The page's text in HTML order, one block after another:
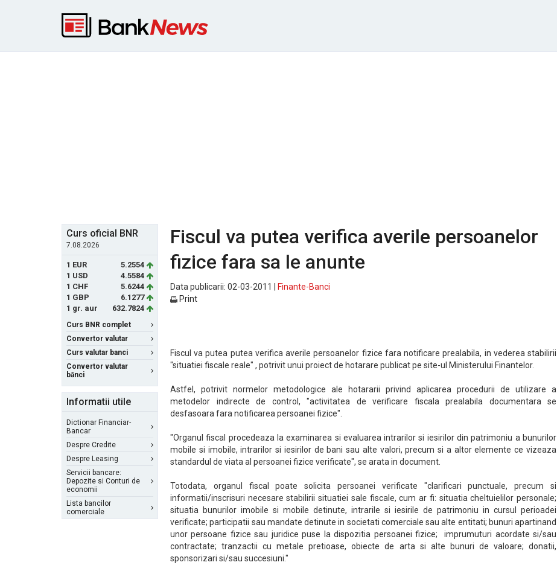
Curs oficial BNR
7.08.2026
1 EUR
5.2554
1 USD
4.5584
1 CHF
5.6244
1 GBP
6.1277
1 gr. aur
632.7824
Curs BNR complet
Convertor valutar
Curs valutar banci
Convertor valutar
bănci
Informatii utile
Dictionar Financiar-
Bancar
Despre Credite
Despre Leasing
Servicii bancare:
Depozite si Conturi de
economii
Lista bancilor
comerciale
Fiscul va putea verifica averile persoanelor
fizice fara sa le anunte
Data publicarii: 02-03-2011 |
Finante-Banci
Print
Fiscul va putea putea verifica averile persoanelor fizice fara notificare prealabila, in vederea stabilirii
"situatiei fiscale reale" , potrivit unui proiect de hotarare publicat pe site-ul Ministerului Finantelor.
Astfel, potrivit normelor metodologice ale hotararii privind aplicarea procedurii de utilizare a
metodelor indirecte de control, "activitatea de verificare fiscala prealabila documentara se
desfasoara fara notificarea persoanei fizice".
"Organul fiscal procedeaza la examinarea si evaluarea intrarilor si iesirilor din patrimoniu a bunurilor
mobile si imobile, intrarilor si iesirilor de bani sau alte valori, precum si a altor elemente ce vizeaza
standardul de viata al persoanei fizice verificate", se arata in document.
Totodata, organul fiscal poate solicita persoanei verificate "clarificari punctuale, precum si
informatii/inscrisuri necesare stabilirii situatiei sale fiscale, cum ar fi: situatia cheltuielilor personale;
situatia bunurilor imobile si mobile detinute, intrarile si iesirile de patrimoniu in cursul perioadei
verificate; participatii sau mandate detinute in societati comerciale sau alte entitati; bunuri apartinand
unor persoane fizice sau juridice puse la dispozitia persoanei fizice; imprumuturi acordate si/sau
contractate; tranzactii cu metale pretioase, obiecte de arta si alte bunuri de valoare; donatii,
sponsorizari si/sau succesiuni."